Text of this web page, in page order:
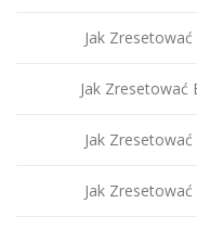
Jak
Jak Zresetować
Jak
Jak